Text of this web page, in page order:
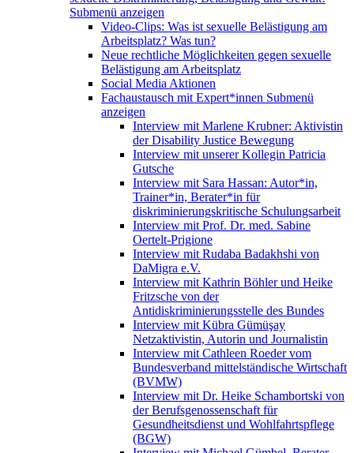
Submenü anzeigen
Video-Clips: Was ist sexuelle Belästigung am
Arbeitsplatz? Was tun?
Neue rechtliche Möglichkeiten gegen sexuelle
Belästigung am Arbeitsplatz
Social Media Aktionen
Fachaustausch mit Expert*innen Submenü
anzeigen
Interview mit Marlene Krubner: Aktivistin
der Disability Justice Bewegung
Interview mit unserer Kollegin Patricia
Gutsche
Interview mit Sara Hassan: Autor*in,
Trainer*in, Berater*in für
diskriminierungskritische Schulungsarbeit
Interview mit Prof. Dr. med. Sabine
Oertelt-Prigione
Interview mit Rudaba Badakhshi von
DaMigra e.V.
Interview mit Kathrin Böhler und Heike
Fritzsche von der
Antidiskriminierungsstelle des Bundes
Interview mit Kübra Gümüşay
Netzaktivistin, Autorin und Journalistin
Interview mit Cathleen Roeder vom
Bundesverband mittelständische Wirtschaft
(BVMW)
Interview mit Dr. Heike Schambortski von
der Berufsgenossenschaft für
Gesundheitsdienst und Wohlfahrtspflege
(BGW)